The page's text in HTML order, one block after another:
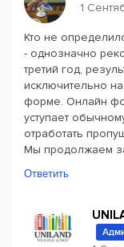
1
Кто не
- однозначно
третий год,
исключительно
форме. Онлайн
уступает
отработать
Мы продолжаем
Ответить